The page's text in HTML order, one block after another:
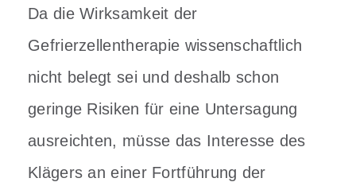
Da die Wirksamkeit der
Gefrierzellentherapie wissenschaftlich
nicht belegt sei und deshalb schon
geringe Risiken für eine Untersagung
ausreichten, müsse das Interesse des
Klägers an einer Fortführung der